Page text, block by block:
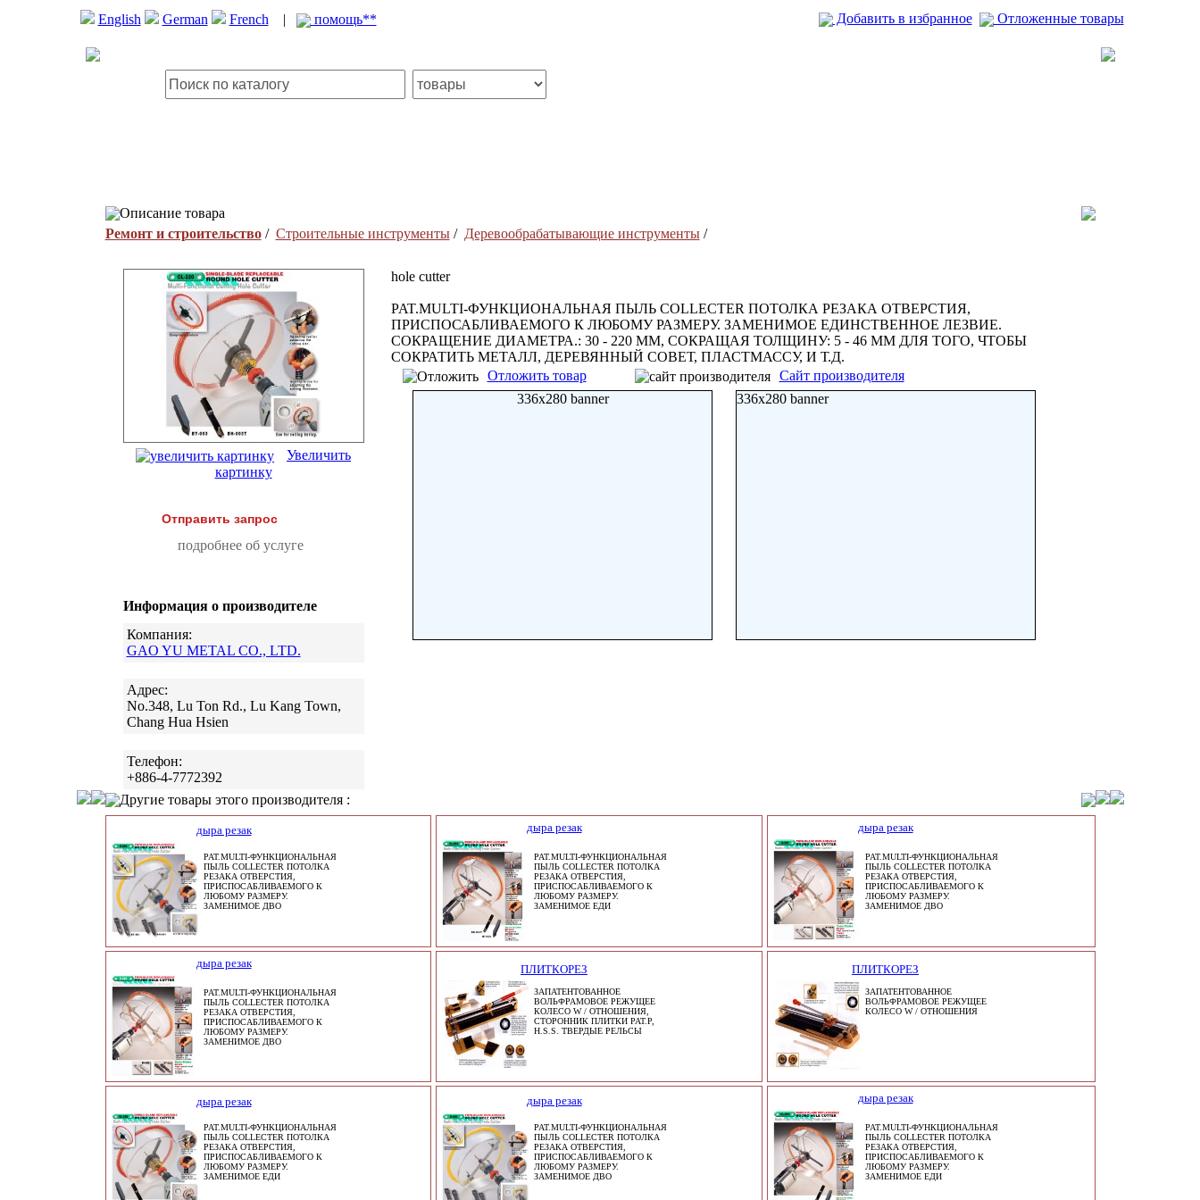
English German French | помощь** Добавить в избранное Отложенные товары
Описание товара
Ремонт и строительство/ Строительные инструменты/ Деревообрабатывающие инструменты/
Увеличить
картинку
Отправить запрос
подробнее об услуге
Информация о производителе
Компания:
GAO YU METAL CO., LTD.
Адрес:
No.348, Lu Ton Rd., Lu Kang Town,
Chang Hua Hsien
Телефон:
+886-4-7772392
hole cutter
PAT.MULTI-ФУНКЦИОНАЛЬНАЯ ПЫЛЬ COLLECTER ПОТОЛКА РЕЗАКА ОТВЕРСТИЯ,
ПРИСПОСАБЛИВАЕМОГО К ЛЮБОМУ РАЗМЕРУ. ЗАМЕНИМОЕ ЕДИНСТВЕННОЕ ЛЕЗВИЕ.
СОКРАЩЕНИЕ ДИАМЕТРА.: 30 - 220 ММ, СОКРАЩАЯ ТОЛЩИНУ: 5 - 46 ММ ДЛЯ ТОГО, ЧТОБЫ
СОКРАТИТЬ МЕТАЛЛ, ДЕРЕВЯННЫЙ СОВЕТ, ПЛАСТМАССУ, И Т.Д.
Отложить товар
Сайт производителя
336x280 banner
336x280 banner
Другие товары этого производителя :
дыра резак
PAT.MULTI-ФУНКЦИОНАЛЬНАЯ
ПЫЛЬ COLLECTER ПОТОЛКА
РЕЗАКА ОТВЕРСТИЯ,
ПРИСПОСАБЛИВАЕМОГО К
ЛЮБОМУ РАЗМЕРУ.
ЗАМЕНИМОЕ ДВО
дыра резак
PAT.MULTI-ФУНКЦИОНАЛЬНАЯ
ПЫЛЬ COLLECTER ПОТОЛКА
РЕЗАКА ОТВЕРСТИЯ,
ПРИСПОСАБЛИВАЕМОГО К
ЛЮБОМУ РАЗМЕРУ.
ЗАМЕНИМОЕ ЕДИ
дыра резак
PAT.MULTI-ФУНКЦИОНАЛЬНАЯ
ПЫЛЬ COLLECTER ПОТОЛКА
РЕЗАКА ОТВЕРСТИЯ,
ПРИСПОСАБЛИВАЕМОГО К
ЛЮБОМУ РАЗМЕРУ.
ЗАМЕНИМОЕ ДВО
дыра резак
PAT.MULTI-ФУНКЦИОНАЛЬНАЯ
ПЫЛЬ COLLECTER ПОТОЛКА
РЕЗАКА ОТВЕРСТИЯ,
ПРИСПОСАБЛИВАЕМОГО К
ЛЮБОМУ РАЗМЕРУ.
ЗАМЕНИМОЕ ДВО
ПЛИТКОРЕЗ
ЗАПАТЕНТОВАННОЕ
ВОЛЬФРАМОВОЕ РЕЖУЩЕЕ
КОЛЕСО W / ОТНОШЕНИЯ,
СТОРОННИК ПЛИТКИ PAT.P,
H.S.S. ТВЕРДЫЕ РЕЛЬСЫ
ПЛИТКОРЕЗ
ЗАПАТЕНТОВАННОЕ
ВОЛЬФРАМОВОЕ РЕЖУЩЕЕ
КОЛЕСО W / ОТНОШЕНИЯ
дыра резак
PAT.MULTI-ФУНКЦИОНАЛЬНАЯ
ПЫЛЬ COLLECTER ПОТОЛКА
РЕЗАКА ОТВЕРСТИЯ,
ПРИСПОСАБЛИВАЕМОГО К
ЛЮБОМУ РАЗМЕРУ.
ЗАМЕНИМОЕ ЕДИ
дыра резак
PAT.MULTI-ФУНКЦИОНАЛЬНАЯ
ПЫЛЬ COLLECTER ПОТОЛКА
РЕЗАКА ОТВЕРСТИЯ,
ПРИСПОСАБЛИВАЕМОГО К
ЛЮБОМУ РАЗМЕРУ.
ЗАМЕНИМОЕ ДВО
дыра резак
PAT.MULTI-ФУНКЦИОНАЛЬНАЯ
ПЫЛЬ COLLECTER ПОТОЛКА
РЕЗАКА ОТВЕРСТИЯ,
ПРИСПОСАБЛИВАЕМОГО К
ЛЮБОМУ РАЗМЕРУ.
ЗАМЕНИМОЕ ЕДИ